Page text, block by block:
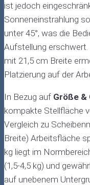
ist jedoch
Sonneneinstrahlung
unter 45°, was die
Aufstellung
mit 21,5 cm Breite
Platzierung auf der
In Bezug auf Größe &
kompakte Stellfläche
Vergleich zu
Breite) Arbeitsfläche
kg liegt im
(1,5-4,5 kg) und
auf unebenem